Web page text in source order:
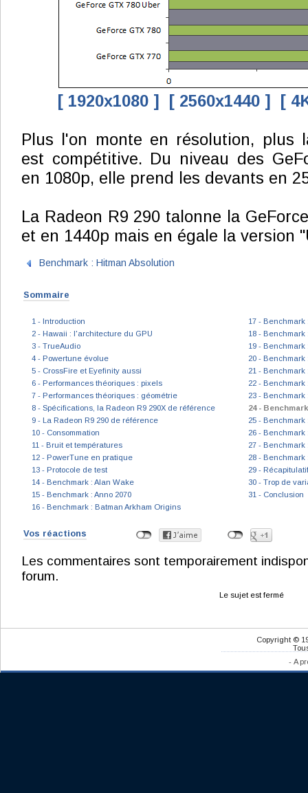
[ 1920x1080 ] [ 2560x1440 ] [
Plus l'on monte en résolution, plus
est compétitive. Du niveau des
en 1080p, elle prend les devants en
La Radeon R9 290 talonne la
et en 1440p mais en égale la version
Benchmark : Hitman Absolution
Sommaire
1 - Introduction
2 - Hawaii : l'architecture du GPU
3 - TrueAudio
4 - Powertune évolue
5 - CrossFire et Eyefinity aussi
6 - Performances théoriques : pixels
7 - Performances théoriques : géométrie
8 - Spécifications, la Radeon R9 290X de référence
9 - La Radeon R9 290 de référence
10 - Consommation
11 - Bruit et températures
12 - PowerTune en pratique
13 - Protocole de test
14 - Benchmark : Alan Wake
15 - Benchmark : Anno 2070
16 - Benchmark : Batman Arkham Origins
17 -
18 -
19 - Benchmark
20 - Benchmark
21 - Benchmark
22 - Benchmark
23 - Benchmark
24 -
25 - Benchmark
26 - Benchmark
27 -
28 - Benchmark
29 -
30 - Trop de
31 - Conclusion
Vos réactions
Les commentaires sont temporairement
forum.
Le sujet est fermé
Copyright ©
- A